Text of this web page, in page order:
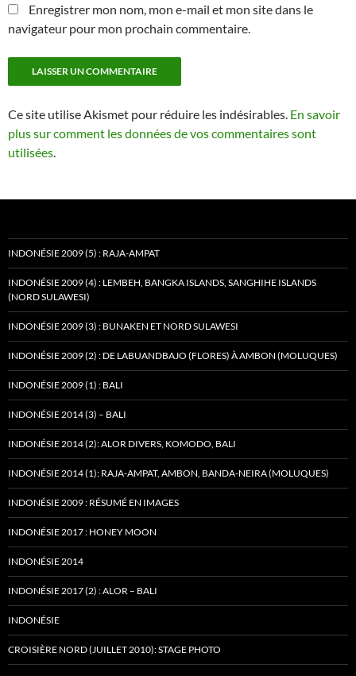
Enregistrer mon nom, mon e-mail et mon site dans le
navigateur pour mon prochain commentaire.
Ce site utilise Akismet pour réduire les indésirables. En savoir
plus sur comment les données de vos commentaires sont
utilisées
INDONÉSIE 2009 (5) : RAJA-AMPAT
INDONÉSIE 2009 (4) : LEMBEH, BANGKA ISLANDS, SANGHIHE ISLANDS
(NORD SULAWESI)
INDONÉSIE 2009 (3) : BUNAKEN ET NORD SULAWESI
INDONÉSIE 2009 (2) : DE LABUANDBAJO (FLORES) À AMBON (MOLUQUES)
INDONÉSIE 2009 (1) : BALI
INDONÉSIE 2014 (3) – BALI
INDONÉSIE 2014 (2): ALOR DIVERS, KOMODO, BALI
INDONÉSIE 2014 (1): RAJA-AMPAT, AMBON, BANDA-NEIRA (MOLUQUES)
INDONÉSIE 2009 : RÉSUMÉ EN IMAGES
INDONÉSIE 2017 : HONEY MOON
INDONÉSIE 2014
INDONÉSIE 2017 (2) : ALOR – BALI
INDONÉSIE
CROISIÈRE NORD (JUILLET 2010): STAGE PHOTO